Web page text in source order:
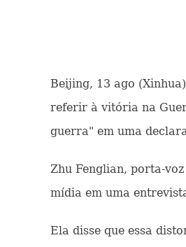
Beijing, 13 ago
referir à vitória na
guerra" em uma
Zhu Fenglian, porta-
mídia em uma
Ela disse que essa